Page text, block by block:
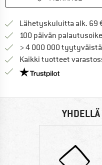
Lähetyskuluitta alk. 69
100 päivän
> 4 000 000
Kaikki tuotteet
Meillä on